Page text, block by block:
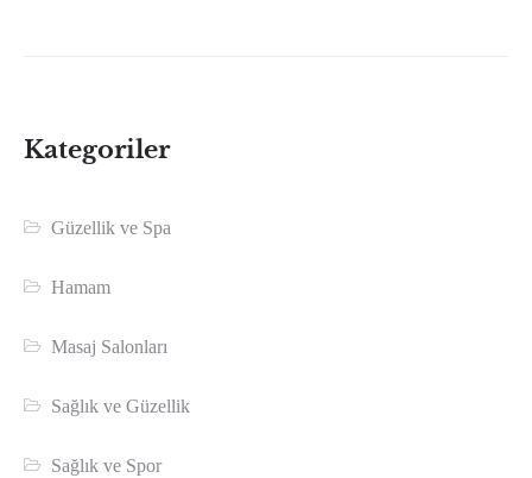
Kategoriler
Güzellik ve Spa
Hamam
Masaj Salonları
Sağlık ve Güzellik
Sağlık ve Spor